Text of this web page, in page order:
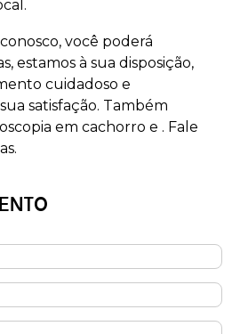
você poderá
estamos à sua disposição,
cuidadoso e
satisfação. Também
em cachorro e . Fale